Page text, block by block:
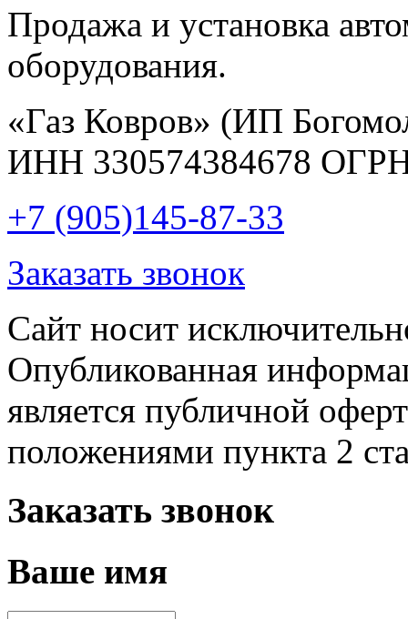
Продажа и установка
оборудования.
«Газ Ковров» (ИП
ИНН 330574384678
+7 (905)145-87-33
Заказать звонок
Сайт носит
Опубликованная
является публичной
положениями пункта 2
Заказать звонок
Ваше имя